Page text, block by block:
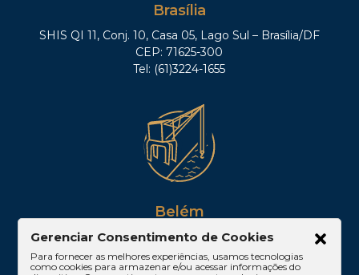
Brasília
SHIS QI 11, Conj. 10, Casa 05, Lago Sul – Brasília/DF
CEP: 71625-300
Tel: (61)3224-1655
Belém
Av. Visconde de Souza Franco, 05, Sala 2102 –
Edifício Quadra Corporate, Umarizal – Belém/PA
CEP: 66053-000
Gerenciar Consentimento de Cookies
Para fornecer as melhores experiências, usamos tecnologias
como cookies para armazenar e/ou acessar informações do